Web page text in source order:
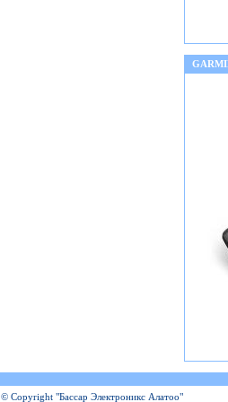
© Copyright "Бассар Электроникс Алатоо"